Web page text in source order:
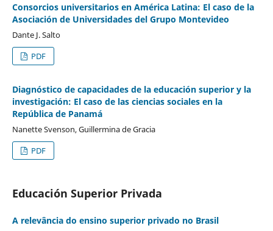
Consorcios universitarios en América Latina: El caso de la
Asociación de Universidades del Grupo Montevideo
Dante J. Salto
PDF
Diagnóstico de capacidades de la educación superior y la
investigación: El caso de las ciencias sociales en la
República de Panamá
Nanette Svenson, Guillermina de Gracia
PDF
Educación Superior Privada
A relevância do ensino superior privado no Brasil